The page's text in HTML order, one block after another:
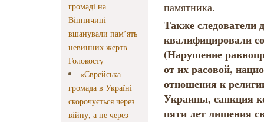
громаді на
Вінничині
вшанували пам’ять
невинних жертв
Голокосту
«Єврейська
громада в Україні
скорочується через
війну, а не через
памятника.
Также следователи
квалифицировали
(Нарушение
от их расовой,
отношения к
Украины, санкция
пяти лет лишения